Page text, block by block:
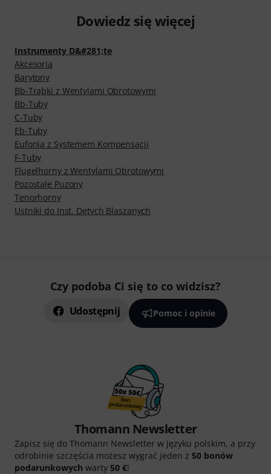
Dowiedz się więcej
Instrumenty D&#281;te
Akcesoria
Barytony
Bb-Trąbki z Wentylami Obrotowymi
Bb-Tuby
C-Tuby
Eb-Tuby
Eufonia z Systemem Kompensacji
F-Tuby
Flugelhorny z Wentylami Obrotowymi
Pozostałe Puzony
Tenorhorny
Ustniki do Inst. Dętych Blaszanych
Czy podoba Ci się to co widzisz?
Udostępnij Pomoc i opinie
Thomann Newsletter
Zapisz się do Thomann Newsletter w języku polskim, a przy
odrobinie szczęścia możesz wygrać jeden z 50 bonów
podarunkowych warty 50 €!